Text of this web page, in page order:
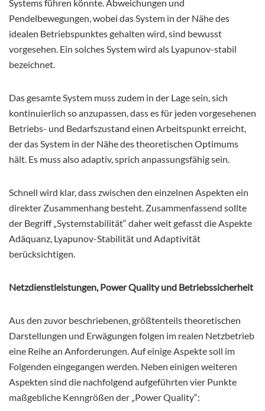
Systems führen könnte. Abweichungen und
Pendelbewegungen, wobei das System in der Nähe des
idealen Betriebspunktes gehalten wird, sind bewusst
vorgesehen. Ein solches System wird als Lyapunov-stabil
bezeichnet.
Das gesamte System muss zudem in der Lage sein, sich
kontinuierlich so anzupassen, dass es für jeden vorgesehenen
Betriebs- und Bedarfszustand einen Arbeitspunkt erreicht,
der das System in der Nähe des theoretischen Optimums
hält. Es muss also adaptiv, sprich anpassungsfähig sein.
Schnell wird klar, dass zwischen den einzelnen Aspekten ein
direkter Zusammenhang besteht. Zusammenfassend sollte
der Begriff „Systemstabilität“ daher weit gefasst die Aspekte
Adäquanz, Lyapunov-Stabilität und Adaptivität
berücksichtigen.
Netzdienstleistungen, Power Quality und Betriebssicherheit
Aus den zuvor beschriebenen, größtenteils theoretischen
Darstellungen und Erwägungen folgen im realen Netzbetrieb
eine Reihe an Anforderungen. Auf einige Aspekte soll im
Folgenden eingegangen werden. Neben einigen weiteren
Aspekten sind die nachfolgend aufgeführten vier Punkte
maßgebliche Kenngrößen der „Power Quality“: